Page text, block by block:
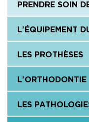
PRENDRE SOIN
L'ÉQUIPEMENT
LES PROTHÈSES
L'ORTHODONTIE
LES